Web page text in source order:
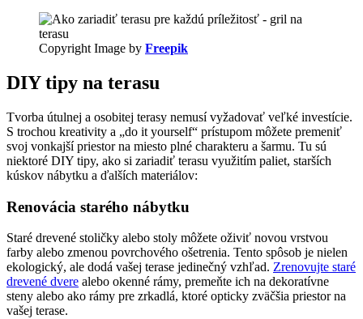
Copyright Image by Freepik
DIY tipy na terasu
Tvorba útulnej a osobitej terasy nemusí vyžadovať veľké investície.
S trochou kreativity a „do it yourself“ prístupom môžete premeniť
svoj vonkajší priestor na miesto plné charakteru a šarmu. Tu sú
niektoré DIY tipy, ako si zariadiť terasu využitím paliet, starších
kúskov nábytku a ďalších materiálov:
Renovácia starého nábytku
Staré drevené stoličky alebo stoly môžete oživiť novou vrstvou
farby alebo zmenou povrchového ošetrenia. Tento spôsob je nielen
ekologický, ale dodá vašej terase jedinečný vzhľad. Zrenovujte staré
drevené dvere alebo okenné rámy, premeňte ich na dekoratívne
steny alebo ako rámy pre zrkadlá, ktoré opticky zväčšia priestor na
vašej terase.